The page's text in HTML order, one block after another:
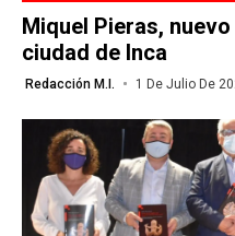
Miquel Pieras,
ciudad de Inca
Redacción M.I. 1 De Julio De